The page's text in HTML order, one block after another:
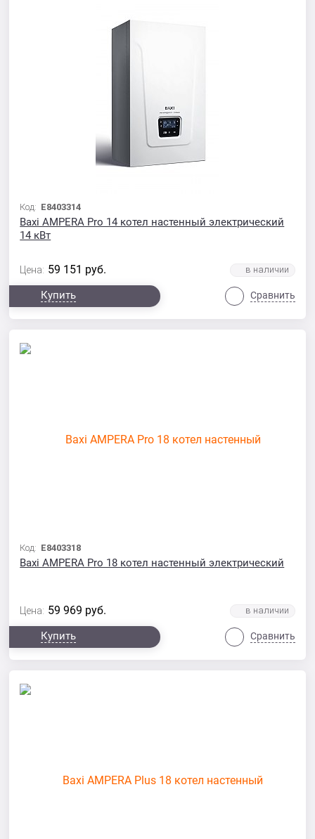
Код: E8403314
Baxi AMPERA Pro 14 котел настенный электрический
14 кВт
Цена: 59 151 руб.
Купить Сравнить
Код: E8403318
Baxi AMPERA Pro 18 котел настенный электрический
Цена: 59 969 руб.
Купить Сравнить